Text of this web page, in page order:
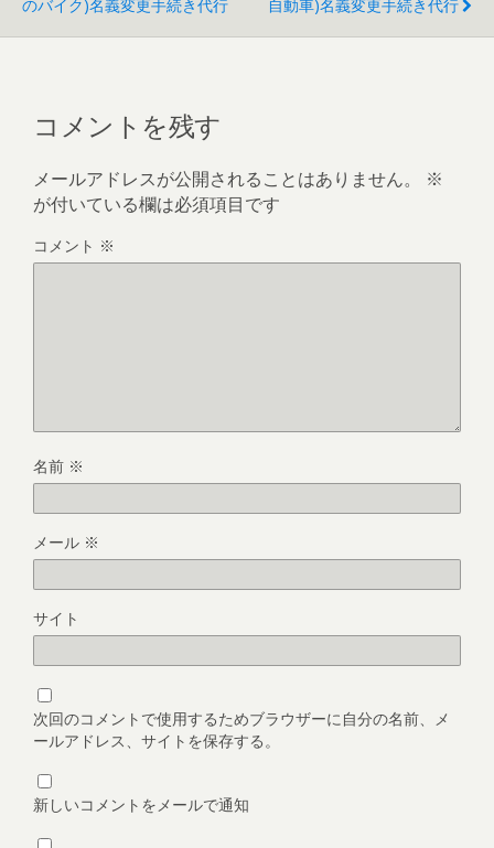
のバイク)名義変更手続き代行
自動車)名義変更手続き代行
コメントを残す
メールアドレスが公開されることはありません。
※
が付いている欄は必須項目です
コメント ※
名前 ※
メール ※
サイト
次回のコメントで使用するためブラウザーに自分の名前、メ
ールアドレス、サイトを保存する。
新しいコメントをメールで通知